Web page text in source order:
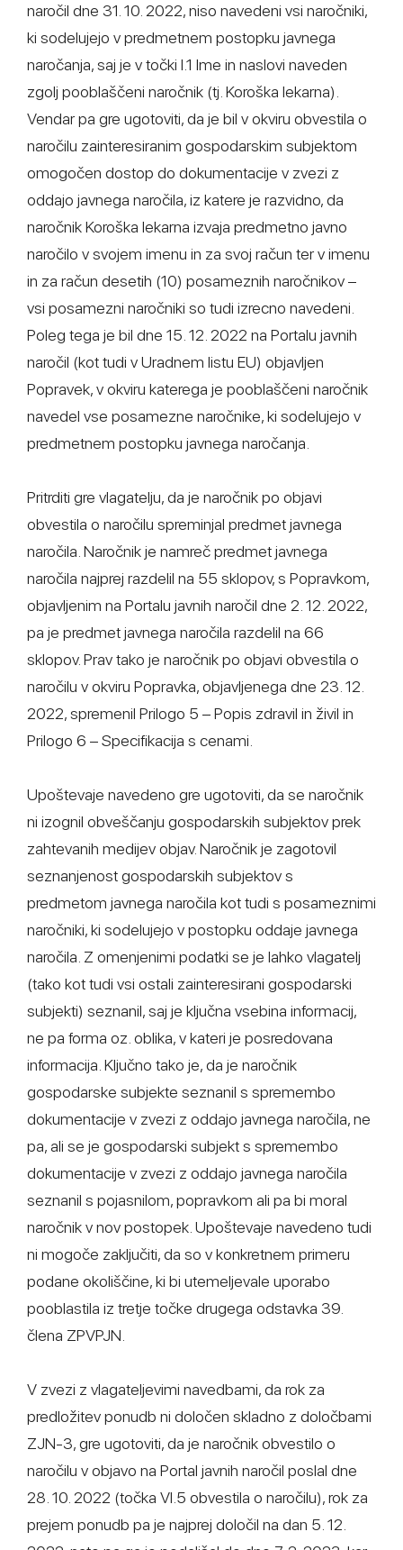
naročil dne 31. 10. 2022, niso navedeni vsi naročniki,
ki sodelujejo v predmetnem postopku javnega
naročanja, saj je v točki I.1 Ime in naslovi naveden
zgolj pooblaščeni naročnik (tj. Koroška lekarna).
Vendar pa gre ugotoviti, da je bil v okviru obvestila o
naročilu zainteresiranim gospodarskim subjektom
omogočen dostop do dokumentacije v zvezi z
oddajo javnega naročila, iz katere je razvidno, da
naročnik Koroška lekarna izvaja predmetno javno
naročilo v svojem imenu in za svoj račun ter v imenu
in za račun desetih (10) posameznih naročnikov –
vsi posamezni naročniki so tudi izrecno navedeni.
Poleg tega je bil dne 15. 12. 2022 na Portalu javnih
naročil (kot tudi v Uradnem listu EU) objavljen
Popravek, v okviru katerega je pooblaščeni naročnik
navedel vse posamezne naročnike, ki sodelujejo v
predmetnem postopku javnega naročanja.
Pritrditi gre vlagatelju, da je naročnik po objavi
obvestila o naročilu spreminjal predmet javnega
naročila. Naročnik je namreč predmet javnega
naročila najprej razdelil na 55 sklopov, s Popravkom,
objavljenim na Portalu javnih naročil dne 2. 12. 2022,
pa je predmet javnega naročila razdelil na 66
sklopov. Prav tako je naročnik po objavi obvestila o
naročilu v okviru Popravka, objavljenega dne 23. 12.
2022, spremenil Prilogo 5 – Popis zdravil in živil in
Prilogo 6 – Specifikacija s cenami.
Upoštevaje navedeno gre ugotoviti, da se naročnik
ni izognil obveščanju gospodarskih subjektov prek
zahtevanih medijev objav. Naročnik je zagotovil
seznanjenost gospodarskih subjektov s
predmetom javnega naročila kot tudi s posameznimi
naročniki, ki sodelujejo v postopku oddaje javnega
naročila. Z omenjenimi podatki se je lahko vlagatelj
(tako kot tudi vsi ostali zainteresirani gospodarski
subjekti) seznanil, saj je ključna vsebina informacij,
ne pa forma oz. oblika, v kateri je posredovana
informacija. Ključno tako je, da je naročnik
gospodarske subjekte seznanil s spremembo
dokumentacije v zvezi z oddajo javnega naročila, ne
pa, ali se je gospodarski subjekt s spremembo
dokumentacije v zvezi z oddajo javnega naročila
seznanil s pojasnilom, popravkom ali pa bi moral
naročnik v nov postopek. Upoštevaje navedeno tudi
ni mogoče zaključiti, da so v konkretnem primeru
podane okoliščine, ki bi utemeljevale uporabo
pooblastila iz tretje točke drugega odstavka 39.
člena ZPVPJN.
V zvezi z vlagateljevimi navedbami, da rok za
predložitev ponudb ni določen skladno z določbami
ZJN-3, gre ugotoviti, da je naročnik obvestilo o
naročilu v objavo na Portal javnih naročil poslal dne
28. 10. 2022 (točka VI.5 obvestila o naročilu), rok za
prejem ponudb pa je najprej določil na dan 5. 12.